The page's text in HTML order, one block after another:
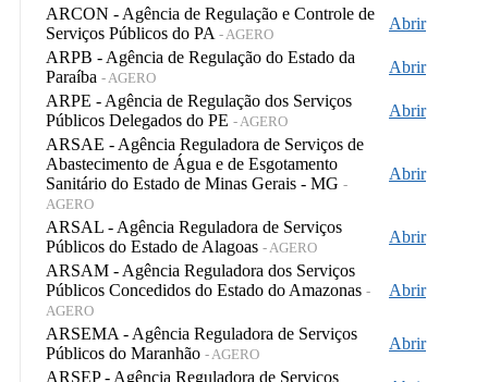
ARCON - Agência de Regulação e Controle de
Serviços Públicos do PA - AGERO
Abrir
ARPB - Agência de Regulação do Estado da
Paraíba - AGERO
Abrir
ARPE - Agência de Regulação dos Serviços
Públicos Delegados do PE - AGERO
Abrir
ARSAE - Agência Reguladora de Serviços de
Abastecimento de Água e de Esgotamento
Sanitário do Estado de Minas Gerais - MG -
AGERO
Abrir
ARSAL - Agência Reguladora de Serviços
Públicos do Estado de Alagoas - AGERO
Abrir
ARSAM - Agência Reguladora dos Serviços
Públicos Concedidos do Estado do Amazonas -
AGERO
Abrir
ARSEMA - Agência Reguladora de Serviços
Públicos do Maranhão - AGERO
Abrir
ARSEP - Agência Reguladora de Serviços